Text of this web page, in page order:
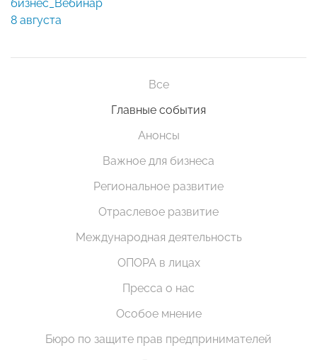
бизнес_Вебинар
8 августа
Все
Главные события
Анонсы
Важное для бизнеса
Региональное развитие
Отраслевое развитие
Международная деятельность
ОПОРА в лицах
Пресса о нас
Особое мнение
Бюро по защите прав предпринимателей